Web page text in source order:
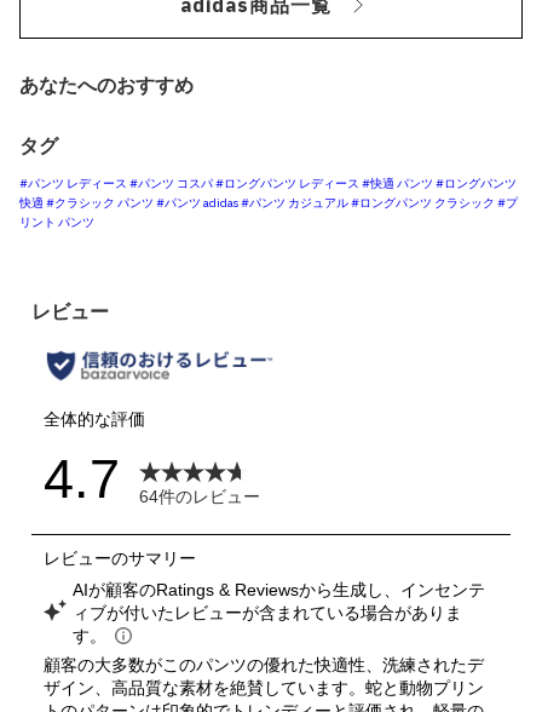
adidas商品一覧
あなたへのおすすめ
タグ
#パンツ レディース #パンツ コスパ#ロングパンツ レディース #快適 パンツ #ロングパンツ
快適 #クラシック パンツ #パンツ adidas#パンツ カジュアル#ロングパンツ クラシック #プ
リント パンツ